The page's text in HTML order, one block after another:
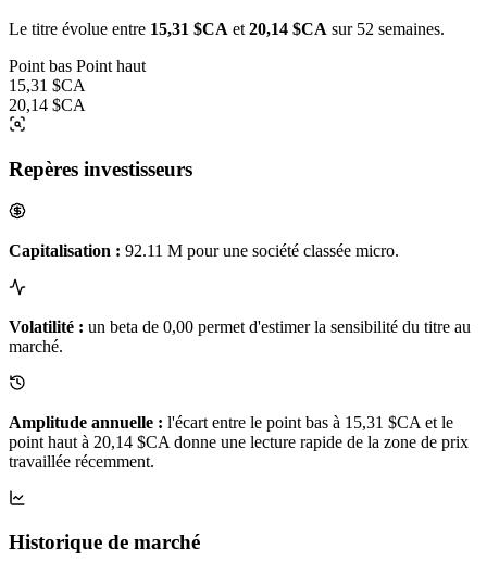
Le titre évolue entre 15,31 $CA et 20,14 $CA sur 52 semaines.
Point bas Point haut
15,31 $CA
20,14 $CA
Repères investisseurs
Capitalisation : 92.11 M pour une société classée micro.
Volatilité : un beta de 0,00 permet d'estimer la sensibilité du titre au
marché.
Amplitude annuelle : l'écart entre le point bas à 15,31 $CA et le
point haut à 20,14 $CA donne une lecture rapide de la zone de prix
travaillée récemment.
Historique de marché